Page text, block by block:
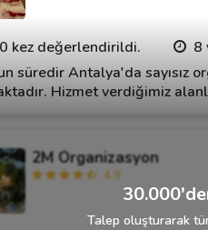
kez değerlendirildi. 8
süredir Antalya'da sayısız
Hizmet verdiğimiz
2M Organizasyon
4.9
Talep oluşturarak